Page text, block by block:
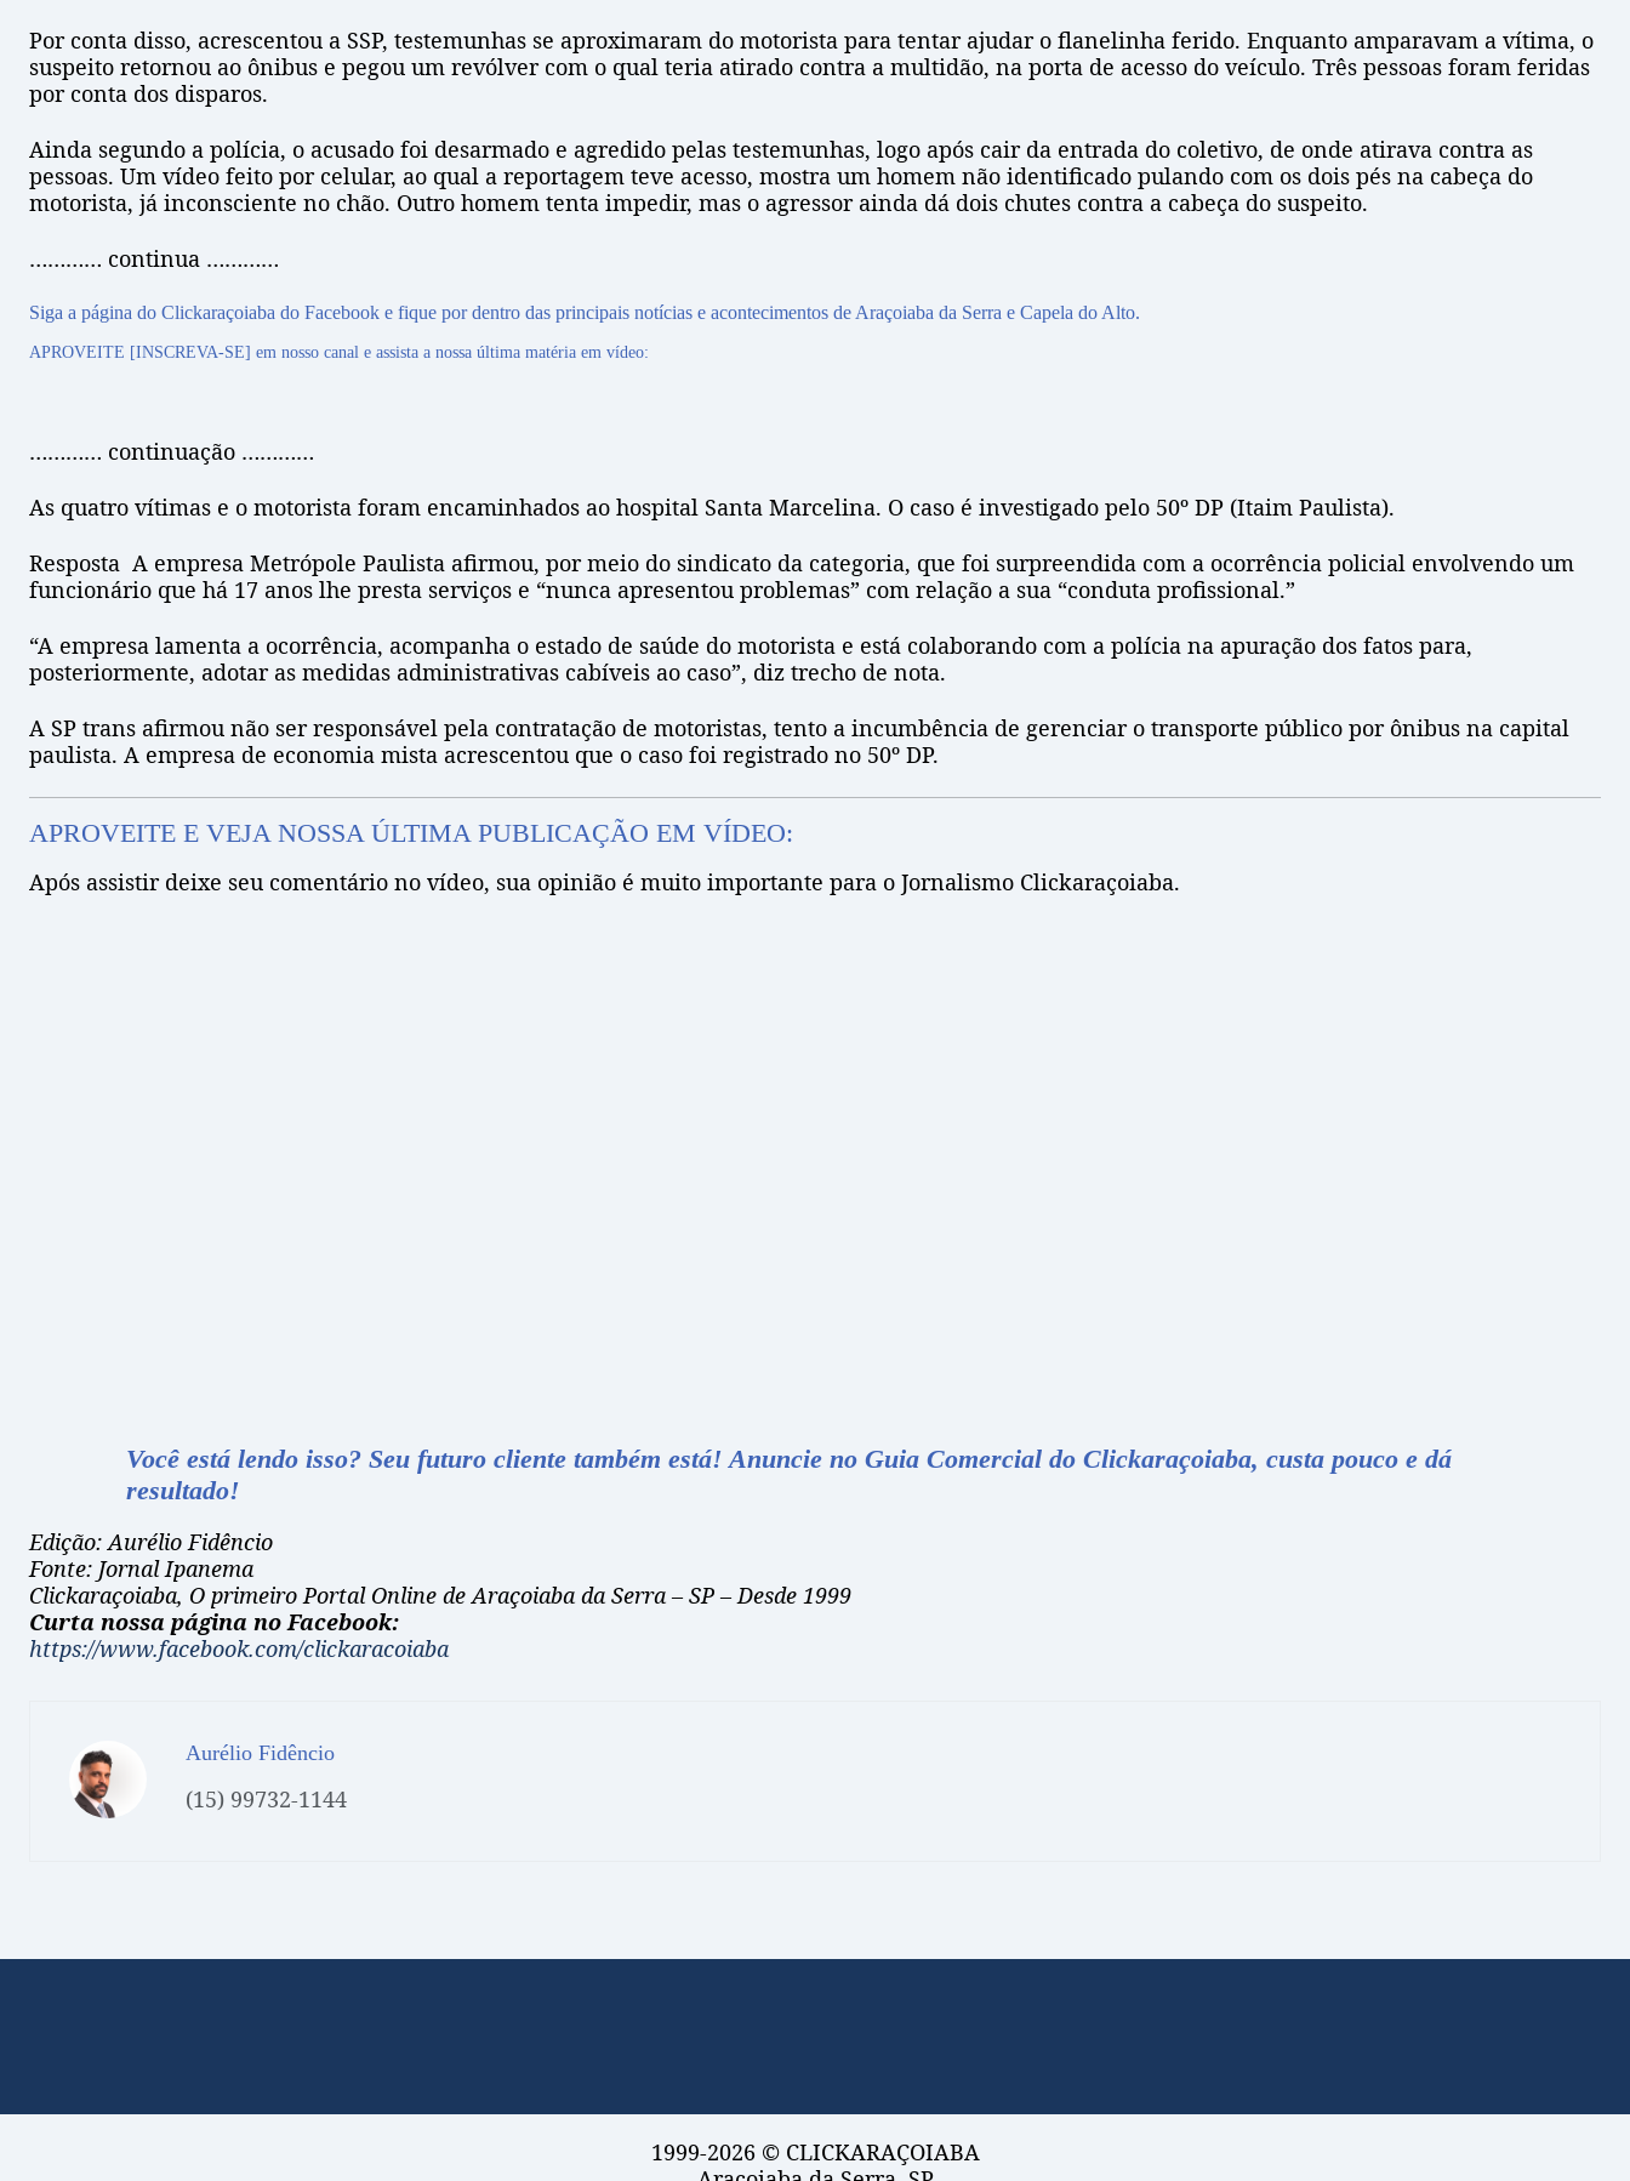
Por conta disso, acrescentou a SSP, testemunhas se aproximaram do motorista para tentar ajudar o flanelinha ferido. Enquanto amparavam a vítima, o
suspeito retornou ao ônibus e pegou um revólver com o qual teria atirado contra a multidão, na porta de acesso do veículo. Três pessoas foram feridas
por conta dos disparos.
Ainda segundo a polícia, o acusado foi desarmado e agredido pelas testemunhas, logo após cair da entrada do coletivo, de onde atirava contra as
pessoas. Um vídeo feito por celular, ao qual a reportagem teve acesso, mostra um homem não identificado pulando com os dois pés na cabeça do
motorista, já inconsciente no chão. Outro homem tenta impedir, mas o agressor ainda dá dois chutes contra a cabeça do suspeito.
………… continua …………
Siga a página do Clickaraçoiaba do Facebook e fique por dentro das principais notícias e acontecimentos de Araçoiaba da Serra e Capela do Alto.
APROVEITE [INSCREVA-SE] em nosso canal e assista a nossa última matéria em vídeo:
………… continuação …………
As quatro vítimas e o motorista foram encaminhados ao hospital Santa Marcelina. O caso é investigado pelo 50º DP (Itaim Paulista).
Resposta A empresa Metrópole Paulista afirmou, por meio do sindicato da categoria, que foi surpreendida com a ocorrência policial envolvendo um
funcionário que há 17 anos lhe presta serviços e “nunca apresentou problemas” com relação a sua “conduta profissional.”
“A empresa lamenta a ocorrência, acompanha o estado de saúde do motorista e está colaborando com a polícia na apuração dos fatos para,
posteriormente, adotar as medidas administrativas cabíveis ao caso”, diz trecho de nota.
A SP trans afirmou não ser responsável pela contratação de motoristas, tento a incumbência de gerenciar o transporte público por ônibus na capital
paulista. A empresa de economia mista acrescentou que o caso foi registrado no 50º DP.
APROVEITE E VEJA NOSSA ÚLTIMA PUBLICAÇÃO EM VÍDEO:
Após assistir deixe seu comentário no vídeo, sua opinião é muito importante para o Jornalismo Clickaraçoiaba.
Você está lendo isso? Seu futuro cliente também está! Anuncie no Guia Comercial do Clickaraçoiaba, custa pouco e dá
resultado!
Edição: Aurélio Fidêncio
Fonte: Jornal Ipanema
Clickaraçoiaba, O primeiro Portal Online de Araçoiaba da Serra – SP – Desde 1999
Curta nossa página no Facebook:
https://www.facebook.com/clickaracoiaba
Aurélio Fidêncio
(15) 99732-1144
1999-2026 © CLICKARAÇOIABA